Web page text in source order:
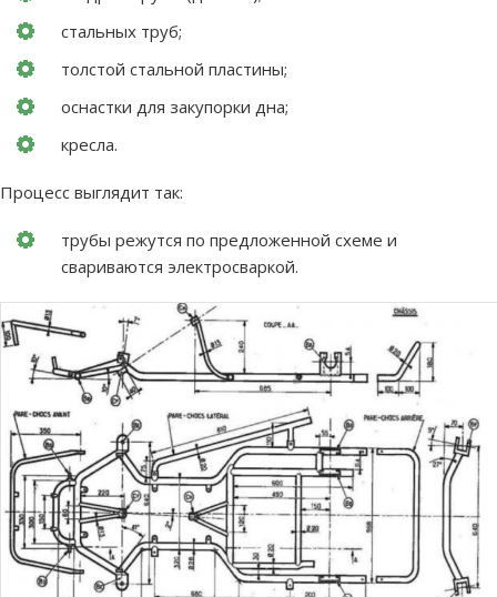
стальных труб;
толстой стальной пластины;
оснастки для закупорки дна;
кресла.
Процесс выглядит так:
трубы режутся по предложенной схеме и
свариваются электросваркой.